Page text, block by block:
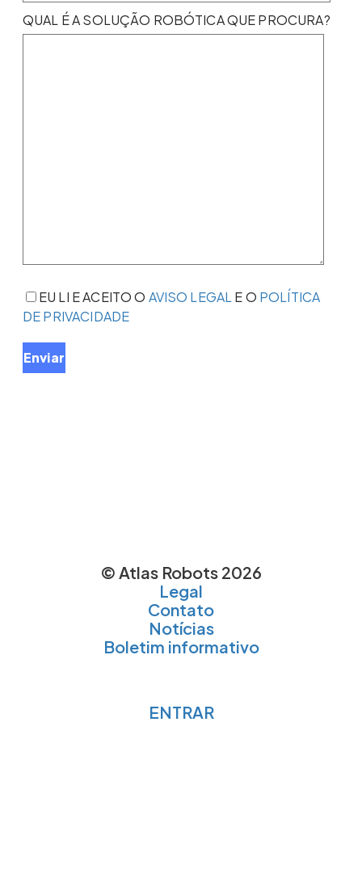
QUAL É A SOLUÇÃO ROBÓTICA QUE PROCURA?
EU LI E ACEITO O AVISO LEGAL E O POLÍTICA
DE PRIVACIDADE
© Atlas Robots 2026
Legal
Contato
Notícias
Boletim informativo
ENTRAR